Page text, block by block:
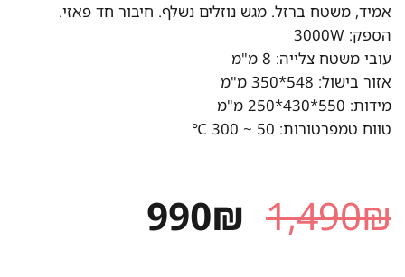
אמיד, משטח ברזל. מגש נוזלים נשלף. חיבור חד פאזי.
הספק: 3000W
עובי משטח צלייה: 8 מ"מ
אזור בישול: 548*350 מ"מ
מידות: 550*430*250 מ"מ
טווח טמפרטורות: 50 ~ 300 ℃
1,490₪ המחיר
990₪ המחיר